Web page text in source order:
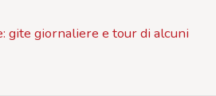
gite giornaliere e tour di alcuni